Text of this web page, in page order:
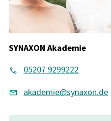
SYNAXON Akademie
05207 9299222
akademie@synaxon.de